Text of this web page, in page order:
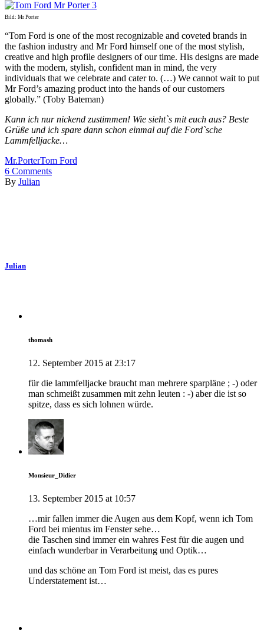
Bild: Mr Porter
“Tom Ford is one of the most recognizable and coveted brands in
the fashion industry and Mr Ford himself one of the most stylish,
creative and high profile designers of our time. His designs are made
with the modern, stylish, confident man in mind, the very
individuals that we celebrate and cater to. (…) We cannot wait to put
Mr Ford’s amazing product into the hands of our customers
globally.” (Toby Bateman)
Kann ich nur nickend zustimmen! Wie sieht`s mit euch aus? Beste
Grüße und ich spare dann schon einmal auf die Ford`sche
Lammfelljacke…
Mr.PorterTom Ford
6 Comments
By Julian
Julian
thomash
12. September 2015 at 23:17
für die lammfelljacke braucht man mehrere sparpläne ; -) oder
man schmeißt zusammen mit zehn leuten : -) aber die ist so
spitze, dass es sich lohnen würde.
Monsieur_Didier
13. September 2015 at 10:57
…mir fallen immer die Augen aus dem Kopf, wenn ich Tom
Ford bei mientus im Fenster sehe…
die Taschen sind immer ein wahres Fest für die augen und
einfach wunderbar in Verarbeitung und Optik…
und das schöne an Tom Ford ist meist, das es pures
Understatement ist…